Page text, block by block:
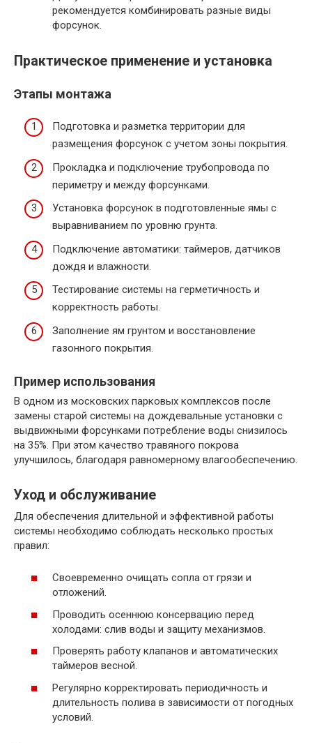
рекомендуется комбинировать разные виды
форсунок.
Практическое применение и установка
Этапы монтажа
Подготовка и разметка территории для
размещения форсунок с учетом зоны покрытия.
Прокладка и подключение трубопровода по
периметру и между форсунками.
Установка форсунок в подготовленные ямы с
выравниванием по уровню грунта.
Подключение автоматики: таймеров, датчиков
дождя и влажности.
Тестирование системы на герметичность и
корректность работы.
Заполнение ям грунтом и восстановление
газонного покрытия.
Пример использования
В одном из московских парковых комплексов после
замены старой системы на дождевальные установки с
выдвижными форсунками потребление воды снизилось
на 35%. При этом качество травяного покрова
улучшилось, благодаря равномерному влагообеспечению.
Уход и обслуживание
Для обеспечения длительной и эффективной работы
системы необходимо соблюдать несколько простых
правил:
Своевременно очищать сопла от грязи и
отложений.
Проводить осеннюю консервацию перед
холодами: слив воды и защиту механизмов.
Проверять работу клапанов и автоматических
таймеров весной.
Регулярно корректировать периодичность и
длительность полива в зависимости от погодных
условий.